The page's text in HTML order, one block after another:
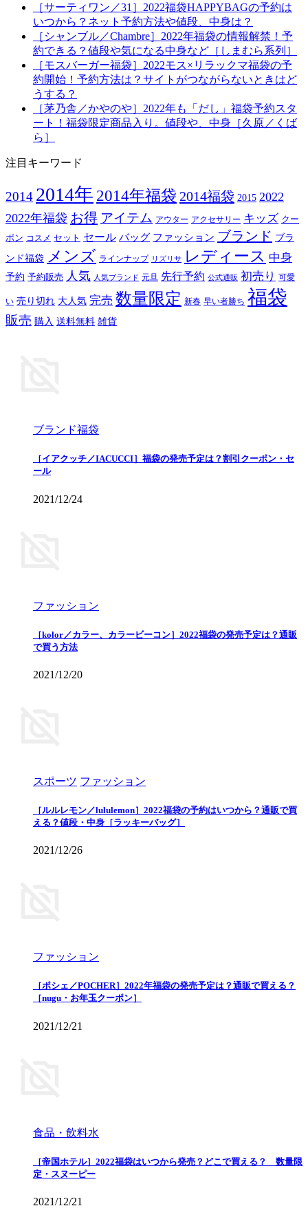
［サーティワン／31］2022福袋HAPPYBAGの予約は
いつから？ネット予約方法や値段、中身は？
［シャンブル／Chambre］2022年福袋の情報解禁！予
約できる？値段や気になる中身など［しまむら系列］
［モスバーガー福袋］2022モス×リラックマ福袋の予
約開始！予約方法は？サイトがつながらないときはど
うする？
［茅乃舎／かやのや］2022年も「だし」福袋予約スタ
ート！福袋限定商品入り。値段や、中身［久原／くば
ら］
注目キーワード
2014 2014年 2014年福袋 2014福袋 2015 2022
2022年福袋 お得 アイテム アウター アクセサリー キッズ クー
ポン コスメ セット セール バッグ ファッション ブランド ブラ
ンド福袋 メンズ ラインナップ リズリサ レディース 中身
予約 予約販売 人気 人気ブランド 元旦 先行予約 公式通販 初売り 可愛
い 売り切れ 大人気 完売 数量限定 新春 早い者勝ち 福袋
販売 購入 送料無料 雑貨
ブランド福袋
［イアクッチ／IACUCCI］福袋の発売予定は？割引クーポン・セ
ール
2021/12/24
ファッション
［kolor／カラー、カラービーコン］2022福袋の発売予定は？通販
で買う方法
2021/12/20
スポーツ ファッション
［ルルレモン／lululemon］2022福袋の予約はいつから？通販で買
える？値段・中身［ラッキーバッグ］
2021/12/26
ファッション
［ポシェ／POCHER］2022年福袋の発売予定は？通販で買える？
［nugu・お年玉クーポン］
2021/12/21
食品・飲料水
［帝国ホテル］2022福袋はいつから発売？どこで買える？ 数量限
定・スヌーピー
2021/12/21